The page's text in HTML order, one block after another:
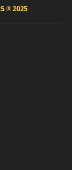
®2025